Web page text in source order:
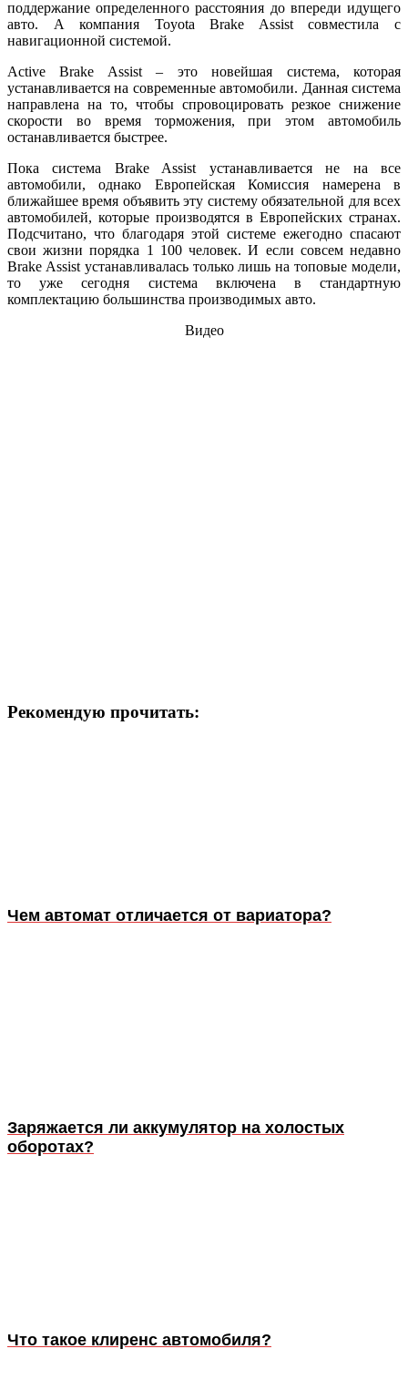
поддержание определенного расстояния до впереди идущего
авто. А компания Toyota Brake Assist совместила с
навигационной системой.
Active Brake Assist – это новейшая система, которая
устанавливается на современные автомобили. Данная система
направлена на то, чтобы спровоцировать резкое снижение
скорости во время торможения, при этом автомобиль
останавливается быстрее.
Пока система Brake Assist устанавливается не на все
автомобили, однако Европейская Комиссия намерена в
ближайшее время объявить эту систему обязательной для всех
автомобилей, которые производятся в Европейских странах.
Подсчитано, что благодаря этой системе ежегодно спасают
свои жизни порядка 1 100 человек. И если совсем недавно
Brake Assist устанавливалась только лишь на топовые модели,
то уже сегодня система включена в стандартную
комплектацию большинства производимых авто.
Видео
Рекомендую прочитать:
Чем автомат отличается от вариатора?
Заряжается ли аккумулятор на холостых
оборотах?
Что такое клиренс автомобиля?